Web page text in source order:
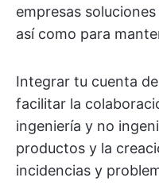
empresas
así como para
Integrar tu cuenta
facilitar la
ingeniería y no
productos y la
incidencias y